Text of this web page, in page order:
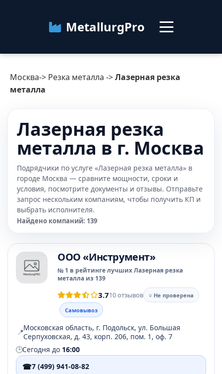
MetallurgPro
Москва
О сервисе Контакты
Москва-> Резка металла ->Лазерная резка
металла
Лазерная резка
металла в г. Москва
Подрядчики по услуге «Лазерная резка металла» в
городе Москва — сравните мощности, сроки и
условия, посмотрите документы и отзывы. Отправьте
запрос нескольким компаниям, чтобы получить КП и
выбрать исполнителя.
Найдено компаний: 139
OOO «Инструмент»
№ 1 в рейтинге лучших Лазерная резка
металла из 139
3.710 отзывов
○ Не проверена
Самовывоз
📍Московская область, г. Подольск, ул. Большая
Серпуховская, д. 43, корп. 206, пом. 1, оф. 7
🕒Сегодня до 16:00
☎7 (499) 941-08-82